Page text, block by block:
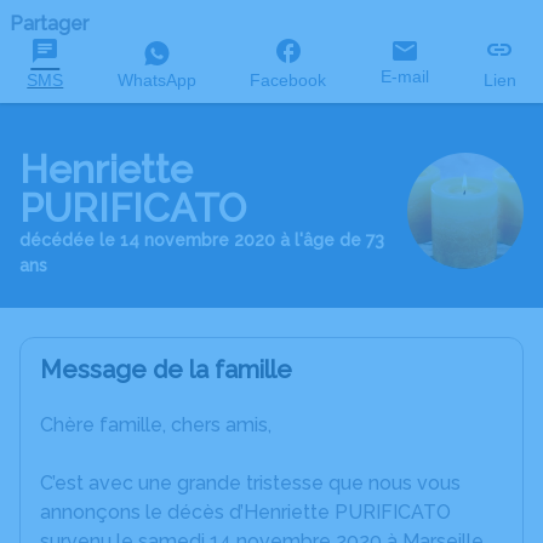
Partager
SMS WhatsApp Facebook E-mail Lien
Henriette
PURIFICATO
décédée le 14 novembre 2020 à l'âge de 73
ans
Message de la famille
Chère famille, chers amis,
C’est avec une grande tristesse que nous vous
annonçons le décès d’Henriette PURIFICATO